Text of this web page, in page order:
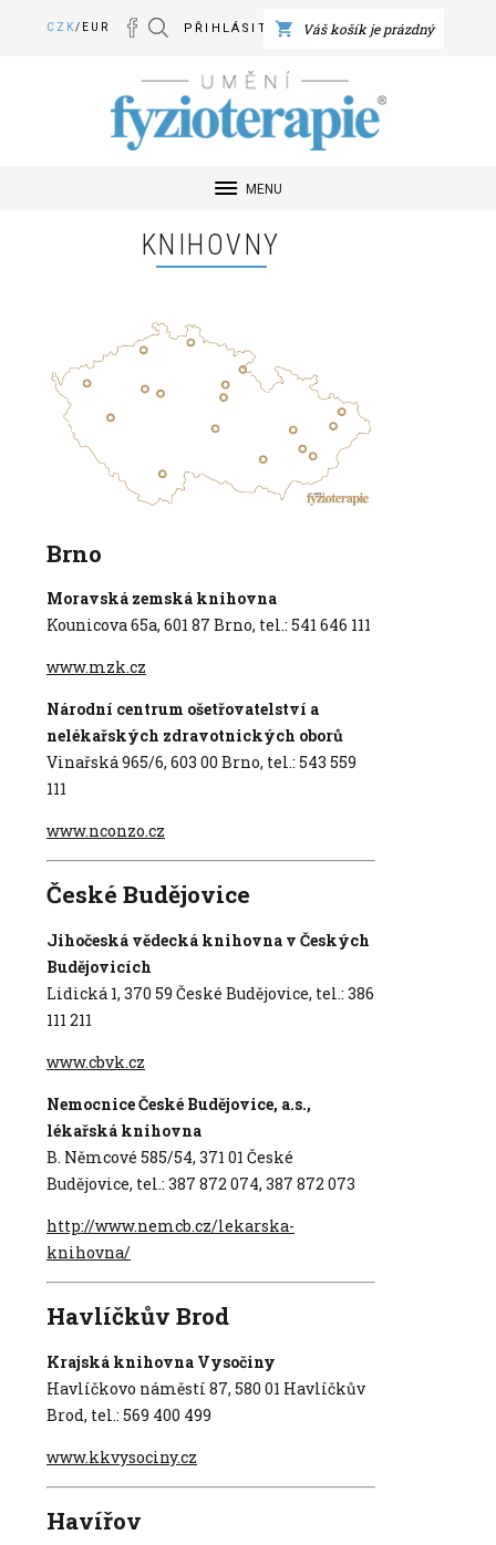
PŘIHLÁSIT SE
CZK/ EUR Váš košík je prázdný
MENU
KNIHOVNY
Brno
Moravská zemská knihovna
Kounicova 65a, 601 87 Brno, tel.: 541 646 111
www.mzk.cz
Národní centrum ošetřovatelství a
nelékařských zdravotnických oborů
Vinařská 965/6, 603 00 Brno, tel.: 543 559
111
www.nconzo.cz
České Budějovice
Jihočeská vědecká knihovna v Českých
Budějovicích
Lidická 1, 370 59 České Budějovice, tel.: 386
111 211
www.cbvk.cz
Nemocnice České Budějovice, a.s.,
lékařská knihovna
B. Němcové 585/54, 371 01 České
Budějovice, tel.: 387 872 074, 387 872 073
http://www.nemcb.cz/lekarska-
knihovna/
Havlíčkův Brod
Krajská knihovna Vysočiny
Havlíčkovo náměstí 87, 580 01 Havlíčkův
Brod, tel.: 569 400 499
www.kkvysociny.cz
Havířov